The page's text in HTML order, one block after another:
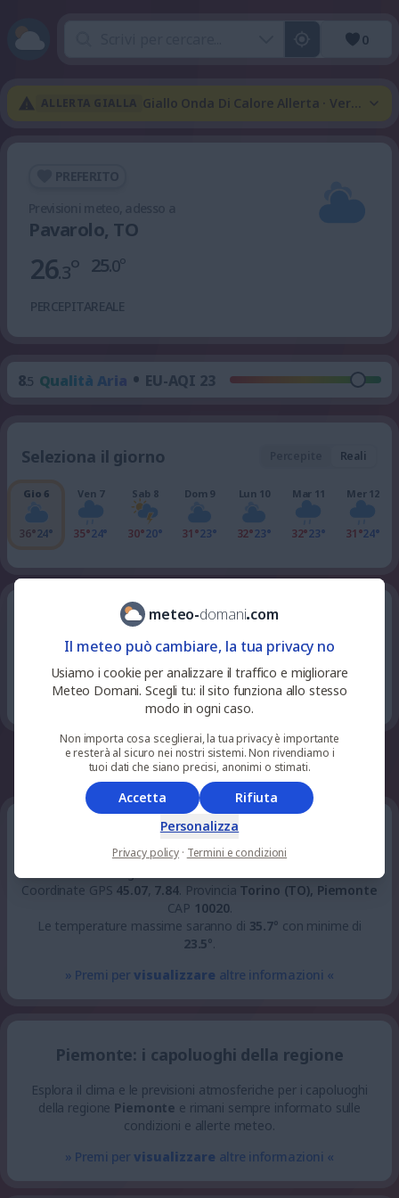
0
Giallo Onda Di Calore Allerta · Verde
Pavarolo, TO
26.3°
PERCEPITA
25.0°
REALE
8.5 Qualità Aria • EU-AQI 23
Seleziona il giorno Reali
Gio 6
36°24°
Ven 7
35°24°
Sab 8
30°20°
Dom 9
31°23°
Lun 10
32°23°
Mar 11
32°23°
Mer 12
31°24°
tutte le ore della giornata
27° UV 0
parzialmente nuvoloso
niente
whatsapp facebook telegram
Pavarolo: la situazione per Giovedì 6 Agosto
Coordinate GPS 45.07, 7.84. Provincia Torino (TO), Piemonte
CAP 10020.
Le temperature massime saranno di 35.7° con minime di
23.5°.
» Premi pervisualizzare altre informazioni «
Piemonte: i capoluoghi della regione
Esplora il clima e le previsioni atmosferiche per i capoluoghi
della regione Piemonte e rimani sempre informato sulle
condizioni e allerte meteo.
» Premi pervisualizzare altre informazioni «
meteo-domani.com
Il meteo può cambiare, la tua privacy no
Usiamo i cookie per analizzare il traffico e migliorare
Meteo Domani. Scegli tu: il sito funziona allo stesso
modo in ogni caso.
Non importa cosa sceglierai, la tua privacy è importante
e resterà al sicuro nei nostri sistemi. Non rivendiamo i
tuoi dati che siano precisi, anonimi o stimati.
Accetta
Rifiuta
Personalizza
Privacy policy · Termini e condizioni